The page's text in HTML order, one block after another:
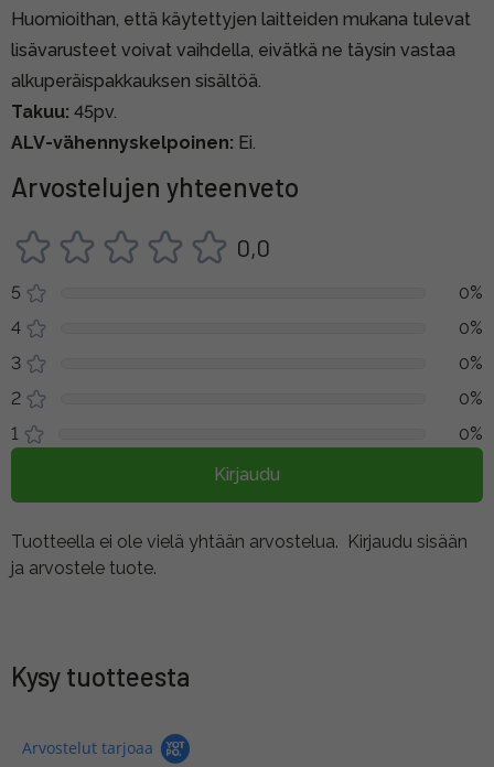
Huomioithan, että käytettyjen laitteiden mukana tulevat
lisävarusteet voivat vaihdella, eivätkä ne täysin vastaa
alkuperäispakkauksen sisältöä.
Takuu: 45pv.
ALV-vähennyskelpoinen: Ei.
Arvostelujen yhteenveto
0,0
5
0%
4
0%
3
0%
2
0%
1
0%
Kirjaudu
Tuotteella ei ole vielä yhtään arvostelua. Kirjaudu sisään
ja arvostele tuote.
Kysy tuotteesta
Arvostelut tarjoaa